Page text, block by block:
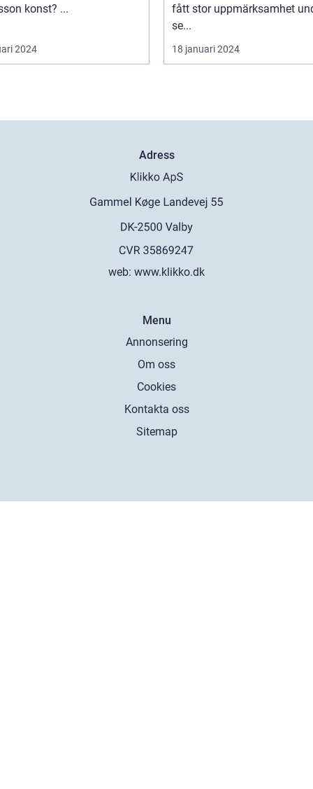
Andersson konst? ...
2024
fått stor uppmärksamhet
se...
18 januari 2024
Adress
web: www.klikko.dk
Menu
Annonsering
Om oss
Cookies
Kontakta oss
Sitemap